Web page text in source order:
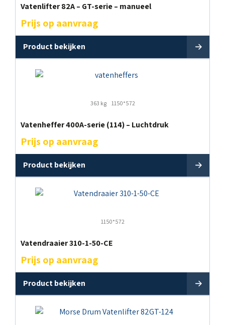
Vatenlifter 82A – GT-serie – manueel
Prijs op aanvraag
Product bekijken
363 kg 1150*572
Vatenheffer 400A-serie (114) – Luchtdruk
Prijs op aanvraag
Product bekijken
1150*572
Vatendraaier 310-1-50-CE
Prijs op aanvraag
Product bekijken